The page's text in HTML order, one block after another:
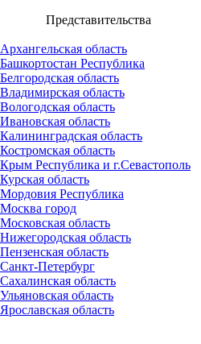
Представительства
Архангельская область
Башкортостан Республика
Белгородская область
Владимирская область
Вологодская область
Ивановская область
Калининградская область
Костромская область
Крым Республика и г.Севастополь
Курская область
Мордовия Республика
Москва город
Московская область
Нижегородская область
Пензенская область
Санкт-Петербург
Сахалинская область
Ульяновская область
Ярославская область